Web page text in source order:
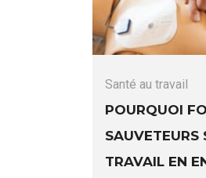
Santé au travail
Pourquoi
sauveteurs
travail en